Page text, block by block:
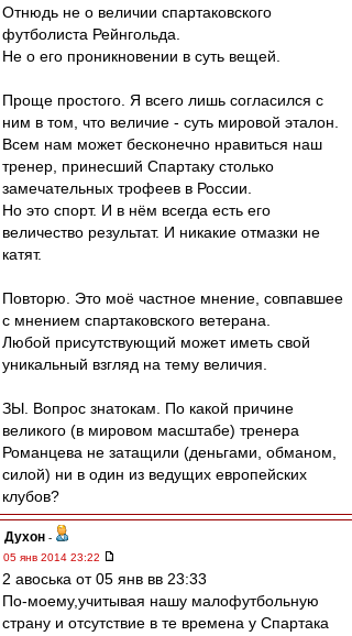
Отнюдь не о величии спартаковского
футболиста Рейнгольда.
Не о его проникновении в суть вещей.
Проще простого. Я всего лишь согласился с
ним в том, что величие - суть мировой эталон.
Всем нам может бесконечно нравиться наш
тренер, принесший Спартаку столько
замечательных трофеев в России.
Но это спорт. И в нём всегда есть его
величество результат. И никакие отмазки не
катят.
Повторю. Это моё частное мнение, совпавшее
с мнением спартаковского ветерана.
Любой присутствующий может иметь свой
уникальный взгляд на тему величия.
ЗЫ. Вопрос знатокам. По какой причине
великого (в мировом масштабе) тренера
Романцева не затащили (деньгами, обманом,
силой) ни в один из ведущих европейских
клубов?
Духон -
05 янв 2014 23:22
2 авоська от 05 янв вв 23:33
По-моему,учитывая нашу малофутбольную
страну и отсутствие в те времена у Спартака